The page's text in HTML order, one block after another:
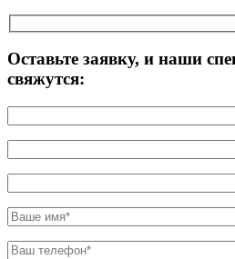
Оставьте заявку, и наши
свяжутся: